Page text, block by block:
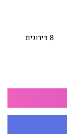
8 דירוגים